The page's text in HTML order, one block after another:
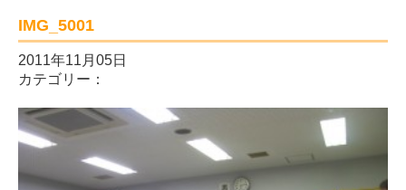
IMG_5001
2011年11月05日
カテゴリー：